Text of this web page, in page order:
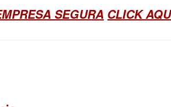
SEGURA CLICK